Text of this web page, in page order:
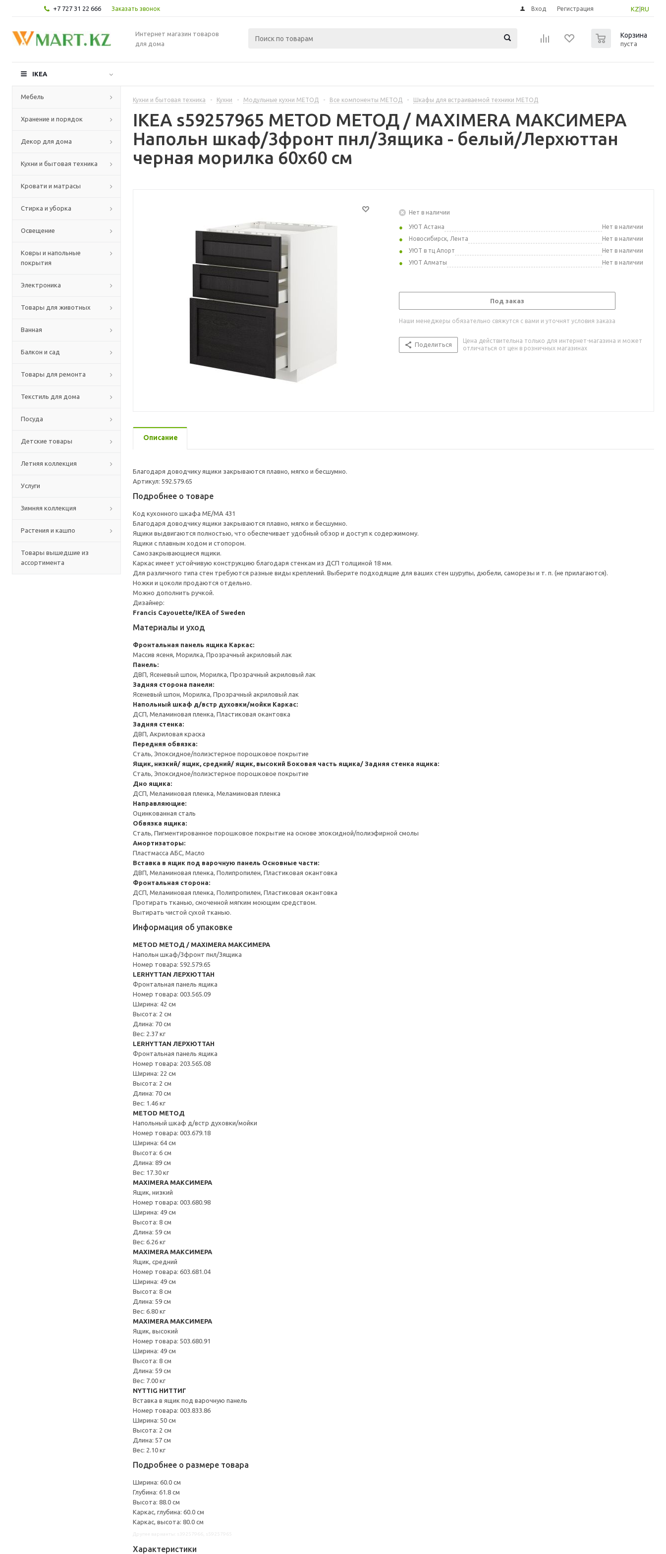
+7 727 31 22 666 Заказать звонок KZ RU
Вход Регистрация
Интернет магазин товаров
для дома
Корзина
пуста
IKEA
Мебель
Хранение и порядок
Декор для дома
Кухни и бытовая техника
Кровати и матрасы
Стирка и уборка
Освещение
Ковры и напольные
покрытия
Электроника
Товары для животных
Ванная
Балкон и сад
Товары для ремонта
Текстиль для дома
Посуда
Детские товары
Летняя коллекция
Услуги
Зимняя коллекция
Растения и кашпо
Товары вышедшие из
ассортимента
Кухни и бытовая техника - Кухни - Модульные кухни МЕТОД - Все компоненты МЕТОД - Шкафы для встраиваемой техники МЕТОД
IKEA s59257965 METOD МЕТОД / MAXIMERA МАКСИМЕРА
Напольн шкаф/3фронт пнл/3ящика - белый/Лерхюттан
черная морилка 60x60 см
Нет в наличии
УЮТ Астана
Нет в наличии
Новосибирск, Лента
Нет в наличии
УЮТ в тц Апорт
Нет в наличии
УЮТ Алматы
Нет в наличии
Под заказ
Наши менеджеры обязательно свяжутся с вами и уточнят условия заказа
Поделиться
Цена действительна только для интернет-магазина и может
отличаться от цен в розничных магазинах
Описание
Благодаря доводчику ящики закрываются плавно, мягко и бесшумно.
Артикул: 592.579.65
Подробнее о товаре
Код кухонного шкафа ME/MA 431
Благодаря доводчику ящики закрываются плавно, мягко и бесшумно.
Ящики выдвигаются полностью, что обеспечивает удобный обзор и доступ к содержимому.
Ящики с плавным ходом и стопором.
Самозакрывающиеся ящики.
Каркас имеет устойчивую конструкцию благодаря стенкам из ДСП толщиной 18 мм.
Для различного типа стен требуются разные виды креплений. Выберите подходящие для ваших стен шурупы, дюбели, саморезы и т. п. (не прилагаются).
Ножки и цоколи продаются отдельно.
Можно дополнить ручкой.
Дизайнер:
Francis Cayouette/IKEA of Sweden
Материалы и уход
Фронтальная панель ящика Каркас:
Массив ясеня, Морилка, Прозрачный акриловый лак
Панель:
ДВП, Ясеневый шпон, Морилка, Прозрачный акриловый лак
Задняя сторона панели:
Ясеневый шпон, Морилка, Прозрачный акриловый лак
Напольный шкаф д/встр духовки/мойки Каркас:
ДСП, Меламиновая пленка, Пластиковая окантовка
Задняя стенка:
ДВП, Акриловая краска
Передняя обвязка:
Сталь, Эпоксидное/полиэстерное порошковое покрытие
Ящик, низкий/ ящик, средний/ ящик, высокий Боковая часть ящика/ Задняя стенка ящика:
Сталь, Эпоксидное/полиэстерное порошковое покрытие
Дно ящика:
ДСП, Меламиновая пленка, Меламиновая пленка
Направляющие:
Оцинкованная сталь
Обвязка ящика:
Сталь, Пигментированное порошковое покрытие на основе эпоксидной/полиэфирной смолы
Амортизаторы:
Пластмасса АБС, Масло
Вставка в ящик под варочную панель Основные части:
ДВП, Меламиновая пленка, Полипропилен, Пластиковая окантовка
Фронтальная сторона:
ДСП, Меламиновая пленка, Полипропилен, Пластиковая окантовка
Протирать тканью, смоченной мягким моющим средством.
Вытирать чистой сухой тканью.
Информация об упаковке
METOD МЕТОД / MAXIMERA МАКСИМЕРА
Напольн шкаф/3фронт пнл/3ящика
Номер товара: 592.579.65
LERHYTTAN ЛЕРХЮТТАН
Фронтальная панель ящика
Номер товара: 003.565.09
Ширина: 42 см
Высота: 2 см
Длина: 70 см
Вес: 2.37 кг
LERHYTTAN ЛЕРХЮТТАН
Фронтальная панель ящика
Номер товара: 203.565.08
Ширина: 22 см
Высота: 2 см
Длина: 70 см
Вес: 1.46 кг
METOD МЕТОД
Напольный шкаф д/встр духовки/мойки
Номер товара: 003.679.18
Ширина: 64 см
Высота: 6 см
Длина: 89 см
Вес: 17.30 кг
MAXIMERA МАКСИМЕРА
Ящик, низкий
Номер товара: 003.680.98
Ширина: 49 см
Высота: 8 см
Длина: 59 см
Вес: 6.26 кг
MAXIMERA МАКСИМЕРА
Ящик, средний
Номер товара: 603.681.04
Ширина: 49 см
Высота: 8 см
Длина: 59 см
Вес: 6.80 кг
MAXIMERA МАКСИМЕРА
Ящик, высокий
Номер товара: 503.680.91
Ширина: 49 см
Высота: 8 см
Длина: 59 см
Вес: 7.00 кг
NYTTIG НИТТИГ
Вставка в ящик под варочную панель
Номер товара: 003.833.86
Ширина: 50 см
Высота: 2 см
Длина: 57 см
Вес: 2.10 кг
Подробнее о размере товара
Ширина: 60.0 см
Глубина: 61.8 см
Высота: 88.0 см
Каркас, глубина: 60.0 см
Каркас, высота: 80.0 см
Характеристики